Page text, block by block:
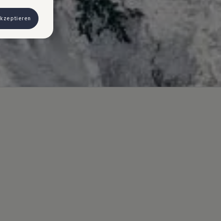
können
KG,